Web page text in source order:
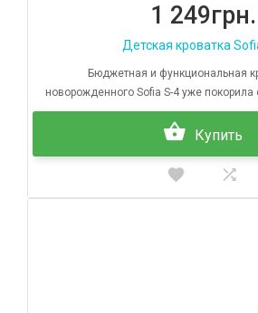
1 249грн.
Детская кроватка
Бюджетная и функциональная
новорожденного Sofia S-4 уже покорила
Купить